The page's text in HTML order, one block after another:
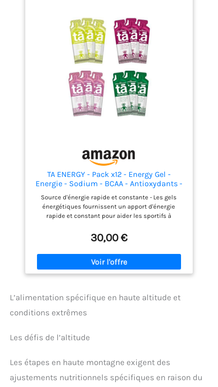
alimentation saine, consommer 1–2 gels
énergétiques à intervalles réguliers pendant l’effort
(pour la saveur Cola, maximum 1 sachet par jour)
PLEIN DE PUISSANCE dans chaque boîte grâce à 12
gels Hydro dans la Multiflavour Box. Nous
proposons également un EMBALLAGE INNOVANT,
facile à ouvrir et évitant les déchets
supplémentaires grâce au système « Trash Chain »
TA ENERGY - Pack x12 - Energy Gel -
Energie - Sodium - BCAA - Antioxydants -
Idéal pendant les activités sportives
133Kcal
Source d'énergie rapide et constante - Les gels
énergétiques fournissent un apport d'énergie
rapide et constant pour aider les sportifs à
réduire la fatigue et favoriser la récupération -
Chaque sachet contient 500mg de BCAA dans un
ratio 2:1:1, qui est la proportion optimale pour
stimuler la synthèse des protéines musculaires,
réduire la fatigue et favoriser la récupération.
ingrédients de haute qualité pour une performance
optimale, avec 33g de glucides, dont 14g de sucres,
pour une libération d'énergie immédiate et 150mg
minéraux pendant l'exercice. Facile à transporter et
40ml qui se range facilement dans une poche ou un
sac à dos. Pack comprenant les 4 saveurs suivantes
: (Strawberry Lime, Lemon Lime, Salted Raspberry,
30,00 €
L’alimentation spécifique en haute altitude et
conditions extrêmes
Les défis de l’altitude
Les étapes en haute montagne exigent des
ajustements nutritionnels spécifiques en raison du